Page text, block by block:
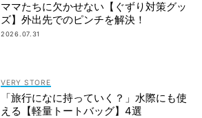
ママたちに欠かせない【ぐずり対策グッ
ズ】外出先でのピンチを解決！
2026.07.31
VERY STORE
「旅行になに持っていく？」水際にも使
える【軽量トートバッグ】4選